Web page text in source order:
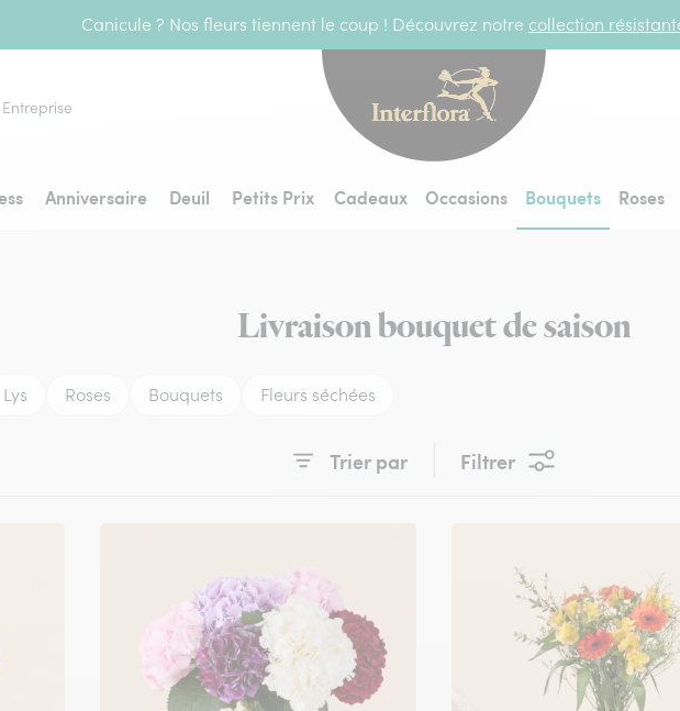
Canicule ? Nos fleurs tiennent le coup ! Découvrez notre collection
Anniversaire Deuil Petits Prix Cadeaux Occasions Bouquets Roses
Entreprise
Livraison bouquet de saison
Lys Roses Bouquets Fleurs séchées
Trier par Filtrer